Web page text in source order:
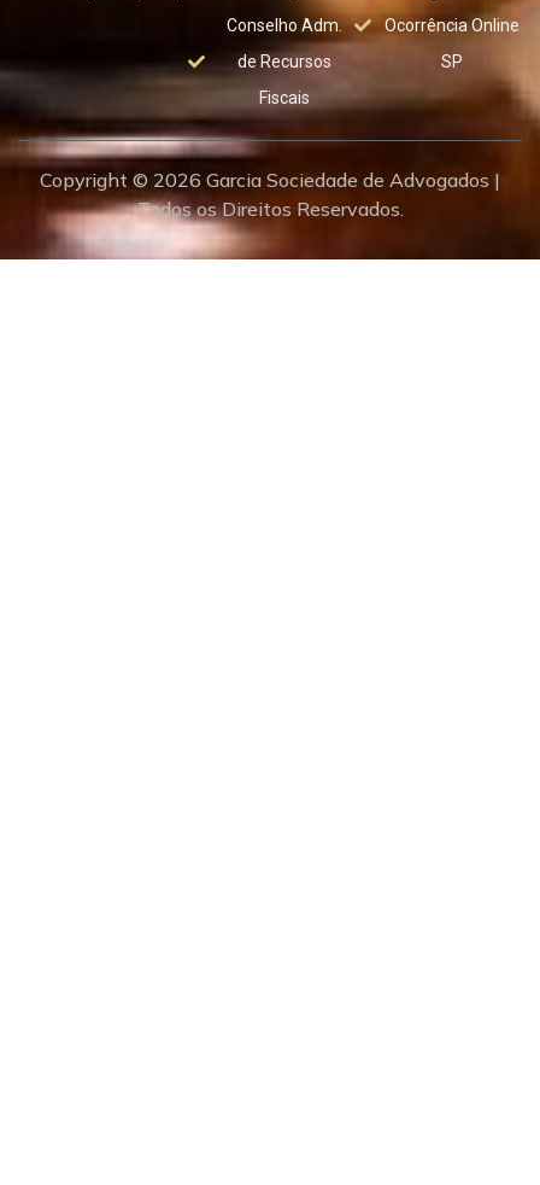
Conselho Adm.
de Recursos
Fiscais
Ocorrência Online
SP
Copyright © 2026 Garcia Sociedade de Advogados |
Todos os Direitos Reservados.